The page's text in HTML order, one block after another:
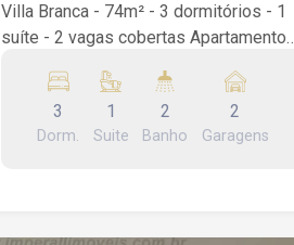
Villa Branca - 74m² - 3 dormitórios - 1
suíte - 2 vagas cobertas Apartamento
São 74m², 3 dormitórios sendo 1 suíte
com ar condicionado, cozinha planejada,
sala ampla, sacada, área de serviço, 1
3
Dorm.
1
Suite
2
Banho
2
Garagens